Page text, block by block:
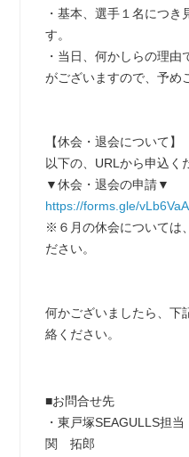
・基本、選手１名につき
す。
・当日、何かしらの理
がございますので、予
【休会・退会について】
以下の、URLから申込く
▼休会・退会の申請▼
https://forms.gle/
※６月の休会については
ださい。
何かございましたら、下
絡ください。
■お問合せ先
・東戸塚SEAGULLS担当
関 拓郎